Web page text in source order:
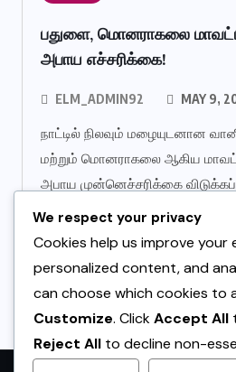
பதுளை, மொனராகலை
அபாய எச்சரிக்கை!
ELM_ADMIN92 MAY 9,
நாட்டில் நிலவும் மழையுடனான
மற்றும் மொனராகலை ஆகிய
அபாய முன்னெச்சரிக்கை
கட்டிட ஆராய்ச்சி நிறுவனம்
We respect your privacy
Cookies help us improve your
personalized content, and
can choose which cookies to
Customize. ClickAccept All
Reject All to decline non-